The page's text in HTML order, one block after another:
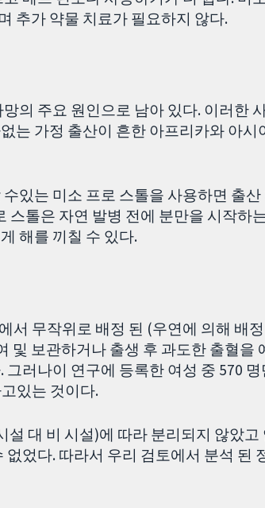
추가 약물 치료가 필요하지 않다.
의 주요 원인으로 남아 있다. 이러한
는 가정 출산이 흔한 아프리카와 아시
있는 미소 프로 스톨을 사용하면 출산
스톨은 자연 발병 전에 분만을 시작하
해를 끼칠 수 있다.
서 무작위로 배정 된 (우연에 의해 배
및 보관하거나 출생 후 과도한 출혈을
러나이 연구에 등록한 여성 중 570 명
있는 것이다.
대 비 시설)에 따라 분리되지 않았고
었다. 따라서 우리 검토에서 분석 된